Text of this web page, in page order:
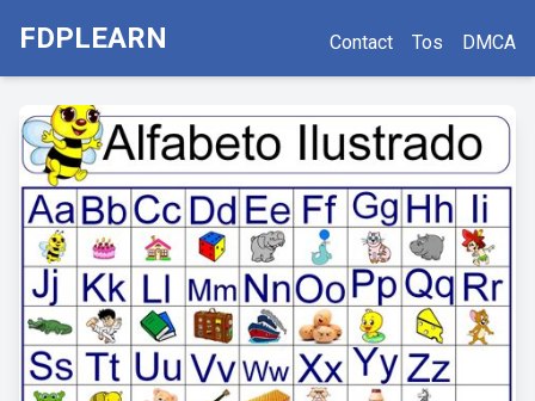
FDPLEARN Contact Tos DMCA